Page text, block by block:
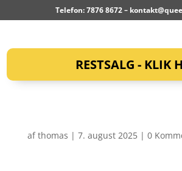
Telefon: 7876 8672 –
RESTSALG - KLIK
afthomas | 7. august 2025| 0